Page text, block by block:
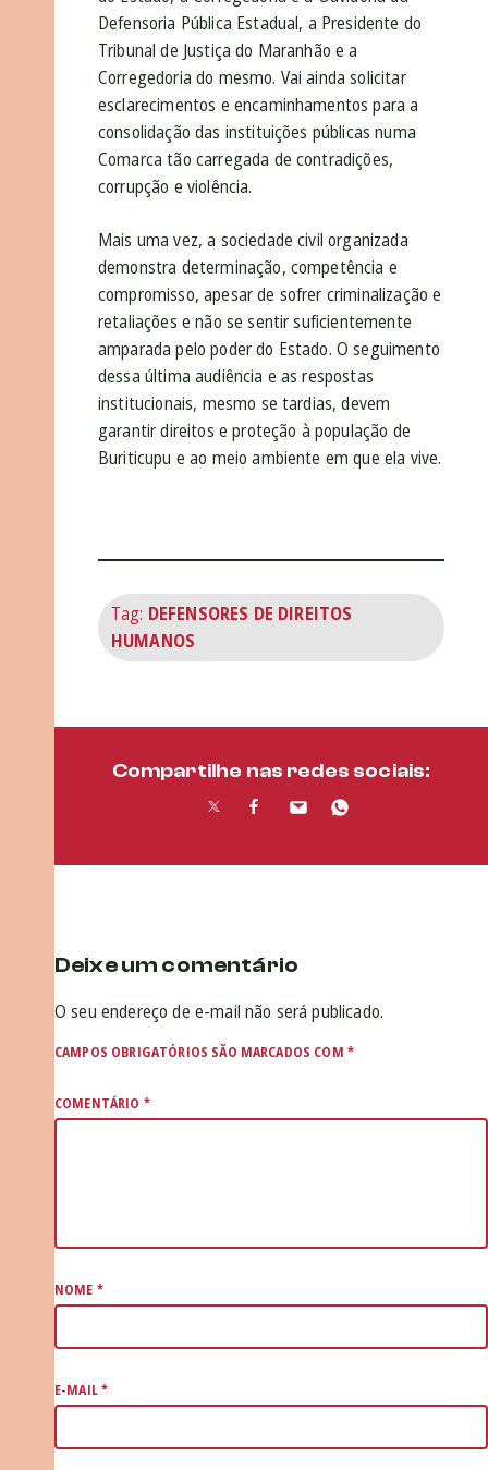
Defensoria Pública Estadual, a Presidente do
Tribunal de Justiça do Maranhão e a
Corregedoria do mesmo. Vai ainda solicitar
esclarecimentos e encaminhamentos para a
consolidação das instituições públicas numa
Comarca tão carregada de contradições,
corrupção e violência.
Mais uma vez, a sociedade civil organizada
demonstra determinação, competência e
compromisso, apesar de sofrer criminalização e
retaliações e não se sentir suficientemente
amparada pelo poder do Estado. O seguimento
dessa última audiência e as respostas
institucionais, mesmo se tardias, devem
garantir direitos e proteção à população de
Buriticupu e ao meio ambiente em que ela vive.
Tag: DEFENSORES DE DIREITOS
HUMANOS
Compartilhe nas redes sociais:
Deixe um comentário
O seu endereço de e-mail não será publicado.
CAMPOS OBRIGATÓRIOS SÃO MARCADOS COM *
COMENTÁRIO *
NOME *
E-MAIL*